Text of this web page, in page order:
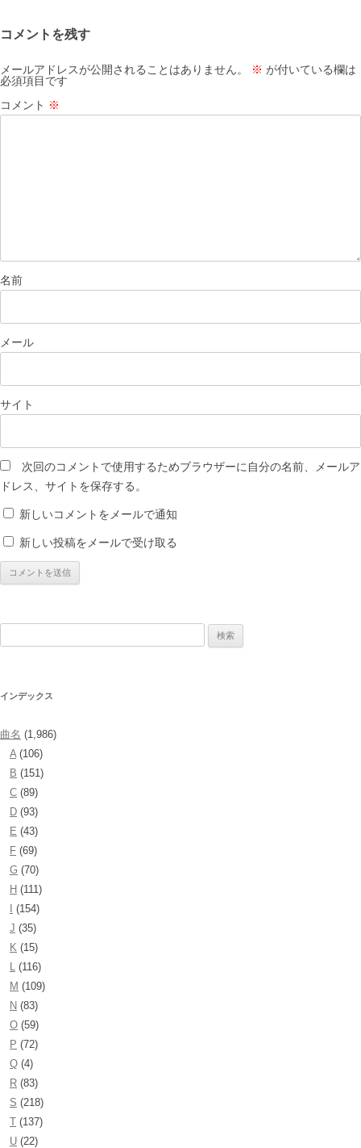
コメントを残す
メールアドレスが公開されることはありません。 ※ が付いている欄は
必須項目です
コメント ※
名前
メール
サイト
次回のコメントで使用するためブラウザーに自分の名前、メールア
ドレス、サイトを保存する。
新しいコメントをメールで通知
新しい投稿をメールで受け取る
インデックス
曲名 (1,986)
A(106)
B (151)
C (89)
D (93)
E (43)
F (69)
G (70)
H (111)
(154)
J (35)
K (15)
L (116)
M (109)
N (83)
O (59)
P (72)
Q (4)
R (83)
S (218)
T (137)
U (22)